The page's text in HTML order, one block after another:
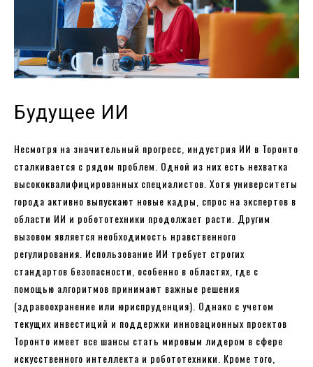
Будущее ИИ
Несмотря на значительный прогресс, индустрия ИИ в Торонто
сталкивается с рядом проблем. Одной из них есть нехватка
высококвалифицированных специалистов. Хотя университеты
города активно выпускают новые кадры, спрос на экспертов в
области ИИ и робототехники продолжает расти. Другим
вызовом является необходимость нравственного
регулирования. Использование ИИ требует строгих
стандартов безопасности, особенно в областях, где с
помощью алгоритмов принимают важные решения
(здравоохранение или юриспруденция). Однако с учетом
текущих инвестиций и поддержки инновационных проектов
Торонто имеет все шансы стать мировым лидером в сфере
искусственного интеллекта и робототехники. Кроме того,